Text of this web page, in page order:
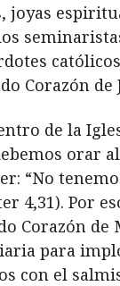
joyas
Corazón de
de la
orar
“No
4,31). Por
Corazón de
para
con el